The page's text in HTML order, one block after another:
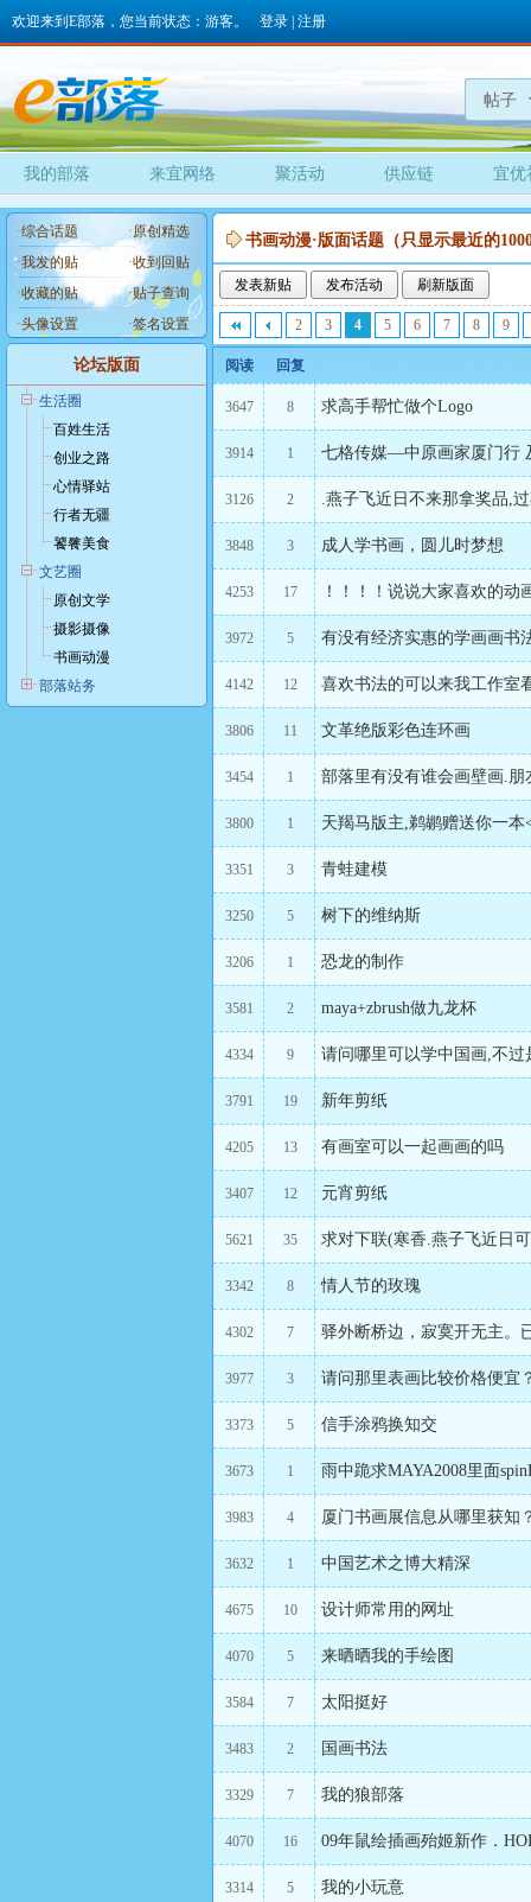
欢迎来到E部落，您当前状态：游客。 登录 注册
帖子
我的部落 来宜网络 聚活动 供应链 宜优
·综合话题 ·原创精选
·我发的贴 ·收到回贴
·收藏的贴 ·贴子查询
·头像设置 ·签名设置
论坛版面
生活圈
百姓生活
创业之路
心情驿站
行者无疆
饕餮美食
文艺圈
原创文学
摄影摄像
书画动漫
部落站务
书画动漫·版面话题（只显示最近的
发表新贴 发布活动 刷新版面
2 3 4 5 6 7 8 9
阅读 回复
3647 8 求高手帮忙做个Logo
3914 1 七格传媒—中原画家厦门行
3126 2 .燕子飞近日不来那拿奖品,过
3848 3 成人学书画，圆儿时梦想
4253 17 ！！！！说说大家喜欢的动
3972 5 有没有经济实惠的学画画书
4142 12 喜欢书法的可以来我工作室
3806 11 文革绝版彩色连环画
3454 1 部落里有没有谁会画壁画.朋
3800 1 天羯马版主,鹈鹕赠送你一
3351 3 青蛙建模
3250 5 树下的维纳斯
3206 1 恐龙的制作
3581 2 maya+zbrush做九龙杯
4334 9 请问哪里可以学中国画,不
3791 19 新年剪纸
4205 13 有画室可以一起画画的吗
3407 12 元宵剪纸
5621 35
3342 8 情人节的玫瑰
4302 7 驿外断桥边，寂寞开无主。
3977 3 请问那里表画比较价格便宜
3373 5 信手涂鸦换知交
3673 1 雨中跪求MAYA2008里面
3983 4 厦门书画展信息从哪里获知
3632 1 中国艺术之博大精深
4675 10 设计师常用的网址
4070 5 来晒晒我的手绘图
3584 7 太阳挺好
3483 2 国画书法
3329 7 我的狼部落
4070 16 09年鼠绘插画殆姬新作．
3314 5 我的小玩意